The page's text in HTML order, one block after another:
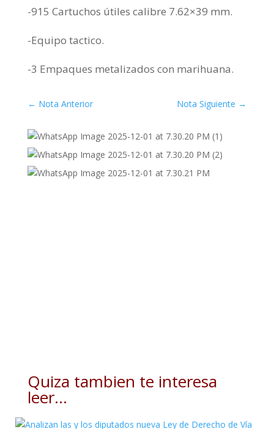
-915 Cartuchos útiles calibre 7.62×39 mm.
-Equipo tactico.
-3 Empaques metalizados con marihuana.
← Nota Anterior Nota Siguiente →
Quiza tambien te interesa
leer…